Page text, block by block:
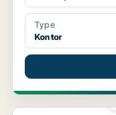
Type
Kontor